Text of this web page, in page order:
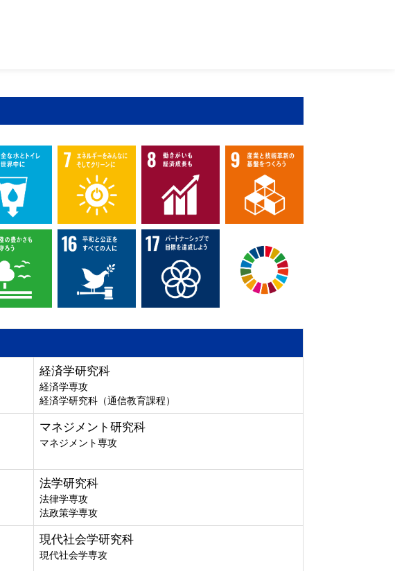
経済学研究科
経済学専攻
経済学研究科（通信教育課程）
マネジメント研究科
マネジメント専攻
法学研究科
法律学専攻
法政策学専攻
現代社会学研究科
現代社会学専攻